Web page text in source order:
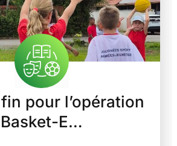
pour l’opération
Basket-E…